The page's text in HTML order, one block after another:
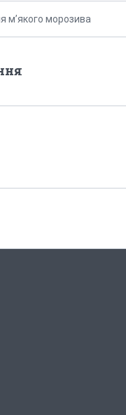
м’якого морозива